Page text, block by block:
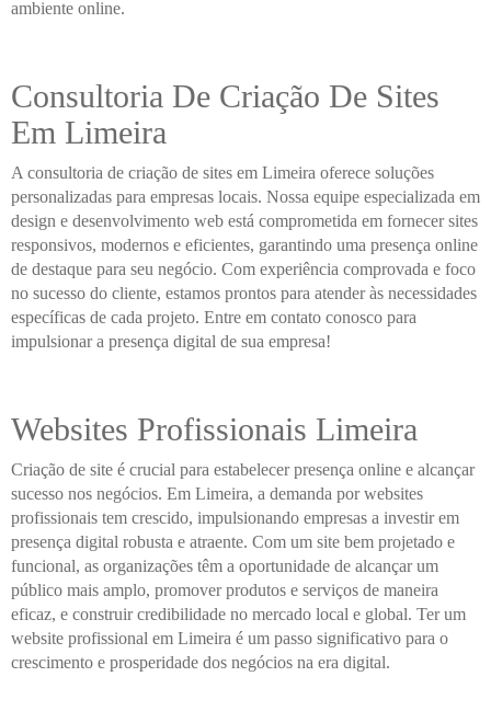
ambiente online.
Consultoria De Criação De Sites
Em Limeira
A consultoria de criação de sites em Limeira oferece soluções
personalizadas para empresas locais. Nossa equipe especializada em
design e desenvolvimento web está comprometida em fornecer sites
responsivos, modernos e eficientes, garantindo uma presença online
de destaque para seu negócio. Com experiência comprovada e foco
no sucesso do cliente, estamos prontos para atender às necessidades
específicas de cada projeto. Entre em contato conosco para
impulsionar a presença digital de sua empresa!
Websites Profissionais Limeira
Criação de site é crucial para estabelecer presença online e alcançar
sucesso nos negócios. Em Limeira, a demanda por websites
profissionais tem crescido, impulsionando empresas a investir em
presença digital robusta e atraente. Com um site bem projetado e
funcional, as organizações têm a oportunidade de alcançar um
público mais amplo, promover produtos e serviços de maneira
eficaz, e construir credibilidade no mercado local e global. Ter um
website profissional em Limeira é um passo significativo para o
crescimento e prosperidade dos negócios na era digital.